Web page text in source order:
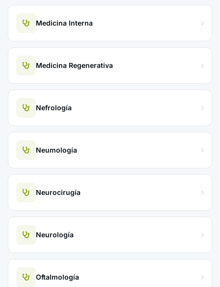
Medicina Interna
Medicina Regenerativa
Nefrología
Neumología
Neurocirugía
Neurología
Oftalmología